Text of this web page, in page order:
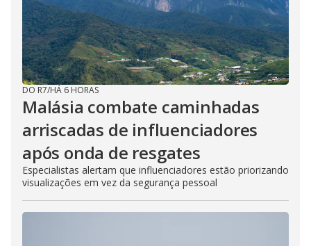
DO R7/HÁ 6 HORAS
Malásia combate caminhadas
arriscadas de influenciadores
após onda de resgates
Especialistas alertam que influenciadores estão priorizando
visualizações em vez da segurança pessoal